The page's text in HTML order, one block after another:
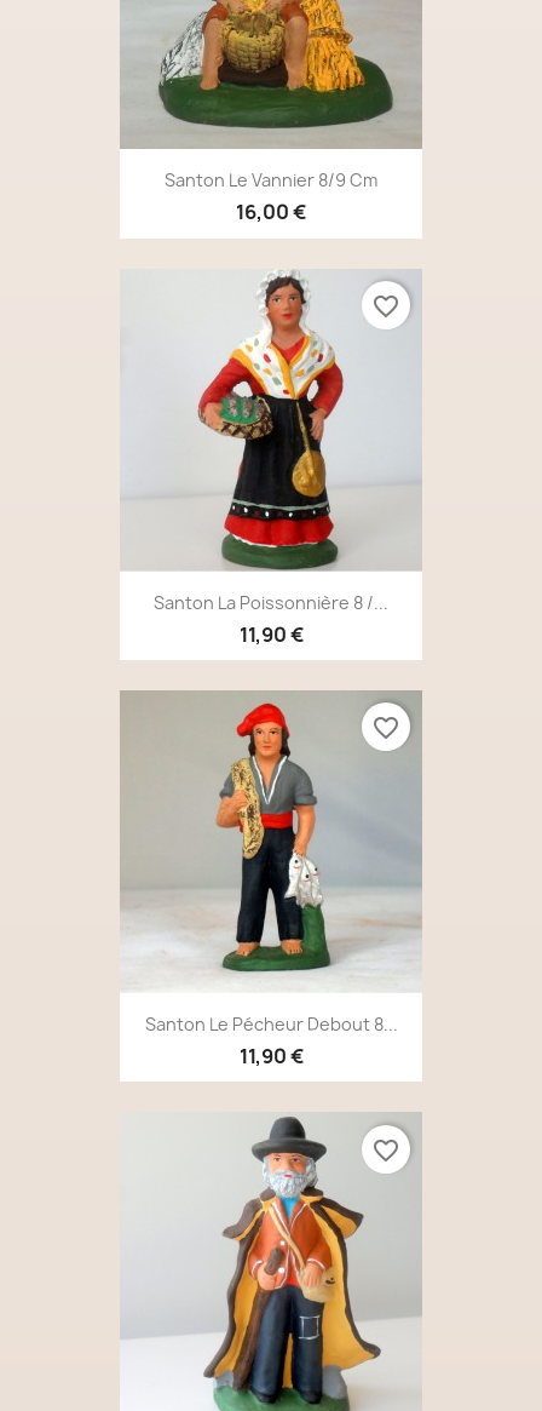
Santon Le Vannier 8/9 Cm
16,00 €
Santon La Poissonnière 8 /...
11,90 €
favorite_border
Santon Le Pécheur Debout 8...
11,90 €
favorite_border
favorite_border